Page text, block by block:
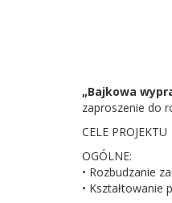
„Bajkowa
zaproszenie do
CELE PROJEKTU
OGÓLNE:
• Rozbudzanie
•